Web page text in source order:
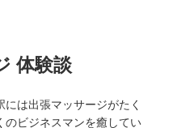
体験談
は出張マッサージがたく
のビジネスマンを癒してい